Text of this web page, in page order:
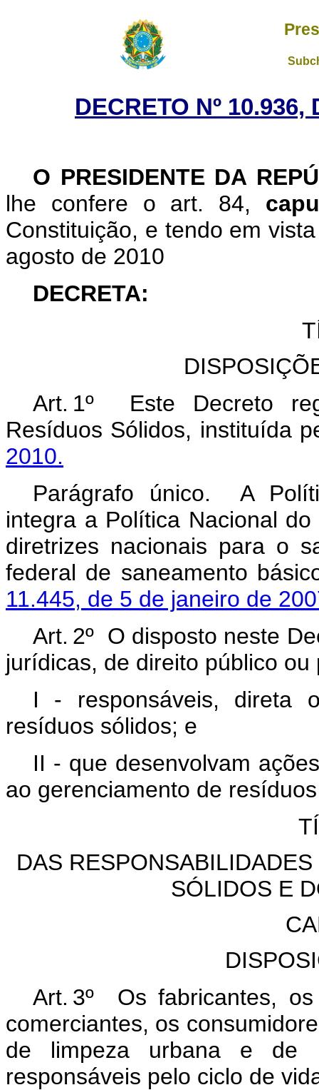
DECRETO Nº
O PRESIDENTE DA
lhe confere o art. 84,
Constituição, e tendo em
agosto de 2010
DECRETA:
Art. 1º Este Decreto
Resíduos Sólidos, instituída
2010.
Parágrafo único. A
integra a Política Nacional
diretrizes nacionais para o
federal de saneamento
11.445, de 5 de janeiro de
Art. 2º O disposto neste
jurídicas, de direito público ou
I - responsáveis, direta
resíduos sólidos; e
II - que desenvolvam
ao gerenciamento de
DAS
SÓLIDOS E
Art. 3º Os fabricantes,
comerciantes, os
de limpeza urbana e de
responsáveis pelo ciclo de